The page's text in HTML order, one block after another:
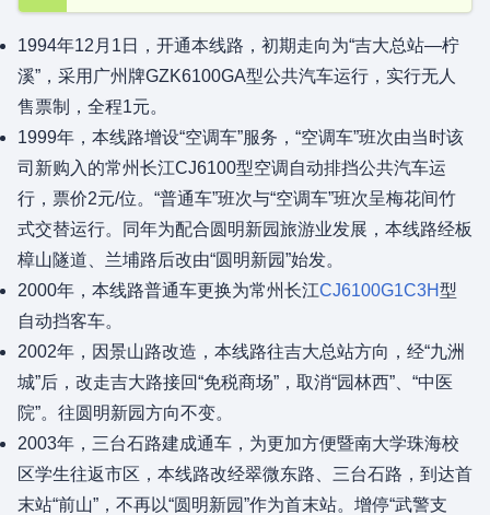
1994年12月1日，开通本线路，初期走向为“吉大总站—柠
溪”，采用广州牌GZK6100GA型公共汽车运行，实行无人
售票制，全程1元。
1999年，本线路增设“空调车”服务，“空调车”班次由当时该
司新购入的常州长江CJ6100型空调自动排挡公共汽车运
行，票价2元/位。“普通车”班次与“空调车”班次呈梅花间竹
式交替运行。同年为配合圆明新园旅游业发展，本线路经板
樟山隧道、兰埔路后改由“圆明新园”始发。
2000年，本线路普通车更换为常州长江CJ6100G1C3H型
自动挡客车。
2002年，因景山路改造，本线路往吉大总站方向，经“九洲
城”后，改走吉大路接回“免税商场”，取消“园林西”、“中医
院”。往圆明新园方向不变。
2003年，三台石路建成通车，为更加方便暨南大学珠海校
区学生往返市区，本线路改经翠微东路、三台石路，到达首
末站“前山”，不再以“圆明新园”作为首末站。增停“武警支